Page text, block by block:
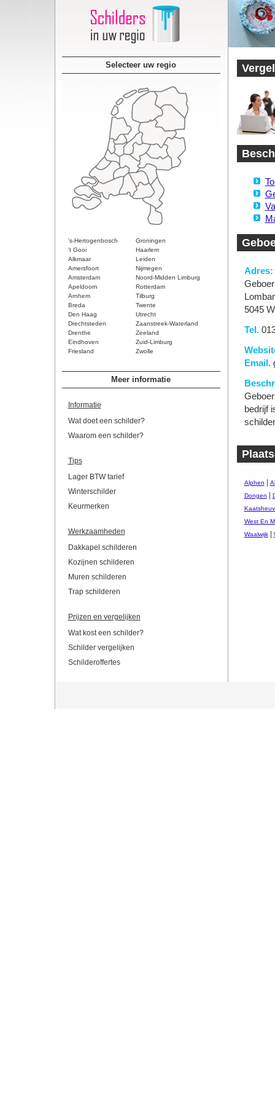
Selecteer uw regio
's-Hertogenbosch
Groningen
't Gooi
Haarlem
Alkmaar
Leiden
Amersfoort
Nijmegen
Amsterdam
Noord-Midden Limburg
Apeldoorn
Rotterdam
Arnhem
Tilburg
Breda
Twente
Den Haag
Utrecht
Drechtsteden
Zaanstreek-Waterland
Drenthe
Zeeland
Eindhoven
Zuid-Limburg
Friesland
Zwolle
Meer informatie
Informatie
Wat doet een schilder?
Waarom een schilder?
Tips
Lager BTW tarief
Winterschilder
Keurmerken
Werkzaamheden
Dakkapel schilderen
Kozijnen schilderen
Muren schilderen
Trap schilderen
Prijzen en vergelijken
Wat kost een schilder?
Schilder vergelijken
Schilderoffertes
Adres:
5045
Tel.
Email.
bedrijf
Alphen
Dongen
West En
Waalwijk|